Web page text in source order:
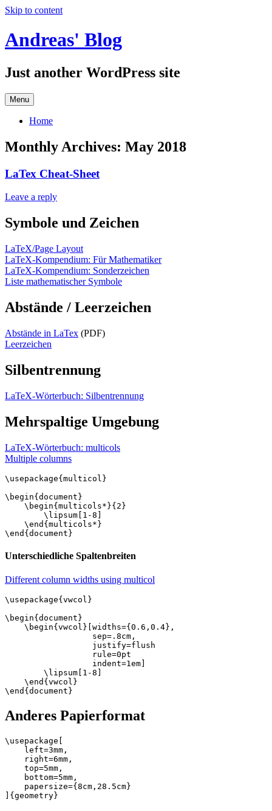
Skip to content
Andreas' Blog
Just another WordPress site
Menu
Home
Monthly Archives: May 2018
LaTex Cheat-Sheet
Leave a reply
Symbole und Zeichen
LaTeX/Page Layout
LaTeX-Kompendium: Für Mathematiker
LaTeX-Kompendium: Sonderzeichen
Liste mathematischer Symbole
Abstände / Leerzeichen
Abstände in LaTex (PDF)
Leerzeichen
Silbentrennung
LaTeX-Wörterbuch: Silbentrennung
Mehrspaltige Umgebung
LaTeX-Wörterbuch: multicols
Multiple columns
\usepackage{multicol}
\begin{document}
    \begin{multicols*}{2}
        \lipsum[1-8]
    \end{multicols*}
Unterschiedliche Spaltenbreiten
Different column widths using multicol
\usepackage{vwcol}
\begin{document}
    \begin{vwcol}[widths={0.6,0.4},
                  sep=.8cm,
                  justify=flush
                  rule=0pt
                  indent=1em]
        \lipsum[1-8]
    \end{vwcol}
Anderes Papierformat
\usepackage[
    left=3mm,
    right=6mm,
    top=5mm,
    bottom=5mm,
    papersize={8cm,28.5cm}